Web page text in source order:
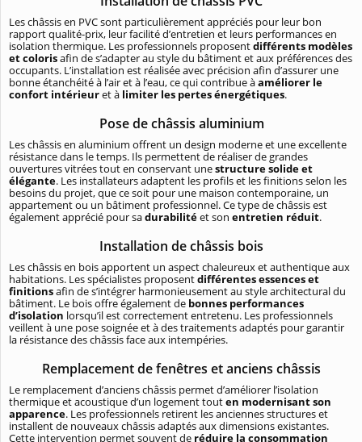
Les châssis en PVC sont particulièrement appréciés pour leur bon
rapport qualité-prix, leur facilité d’entretien et leurs performances en
isolation thermique. Les professionnels proposentdifférents modèles
et colorisafin de s’adapter au style du bâtiment et aux préférences des
occupants. L’installation est réalisée avec précision afin d’assurer une
bonne étanchéité à l’air et à l’eau, ce qui contribue àaméliorer le
confort intérieuret à limiter les pertes énergétiques.
Pose de châssis aluminium
Les châssis en aluminium offrent un design moderne et une excellente
résistance dans le temps. Ils permettent de réaliser de grandes
ouvertures vitrées tout en conservant unestructure solide et
élégante. Les installateurs adaptent les profils et les finitions selon les
besoins du projet, que ce soit pour une maison contemporaine, un
appartement ou un bâtiment professionnel. Ce type de châssis est
également apprécié pour sadurabilitéet son entretien réduit.
Installation de châssis bois
Les châssis en bois apportent un aspect chaleureux et authentique aux
habitations. Les spécialistes proposentdifférentes essences et
finitionsafin de s’intégrer harmonieusement au style architectural du
bâtiment. Le bois offre également de bonnes performances
d’isolation lorsqu’il est correctement entretenu. Les professionnels
veillent à une pose soignée et à des traitements adaptés pour garantir
la résistance des châssis face aux intempéries.
Remplacement de fenêtres et anciens châssis
Le remplacement d’anciens châssis permet d’améliorer l’isolation
thermique et acoustique d’un logement touten modernisant son
apparence. Les professionnels retirent les anciennes structures et
installent de nouveaux châssis adaptés aux dimensions existantes.
Cette intervention permet souvent de réduire la consommation